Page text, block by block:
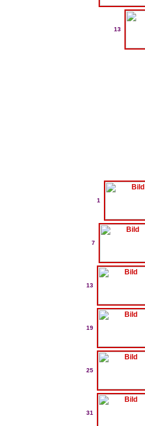
13
1
7
13
19
25
31